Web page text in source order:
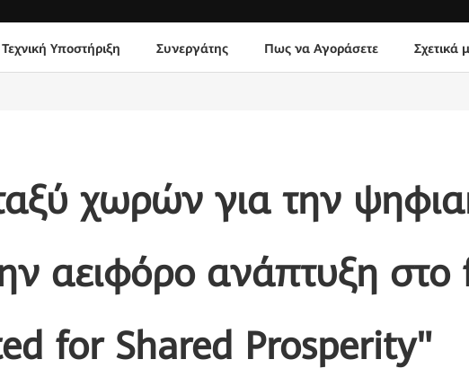
Υποστήριξη Συνεργάτης Πως να Αγοράσετε Σχετικά
χωρών για την
αειφόρο ανάπτυξη
for Shared Prosperity"